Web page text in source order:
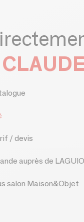
/ devis
auprès de
salon Maison&Objet